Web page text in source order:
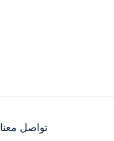
تواصل معنا